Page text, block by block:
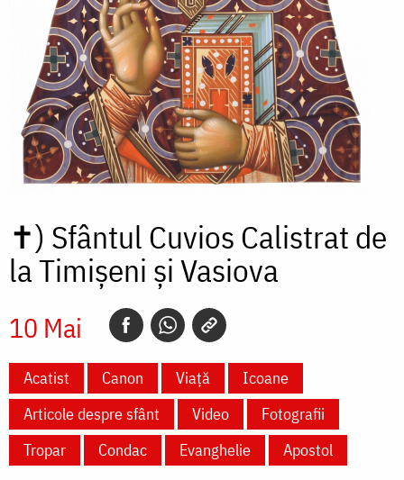
✝) Sfântul Cuvios Calistrat de
la Timișeni și Vasiova
10 Mai
Acatist Canon Viață
Icoane
Articole despre sfânt
Video
Fotografii
Tropar
Condac Evanghelie Apostol